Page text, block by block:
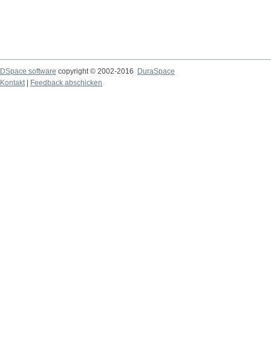
DSpace software copyright © 2002-2016
DuraSpace
Kontakt| Feedback abschicken